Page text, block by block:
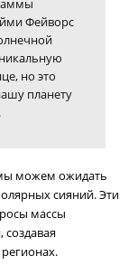
Фейворс
но это
планету
можем ожидать
сияний. Эти
массы